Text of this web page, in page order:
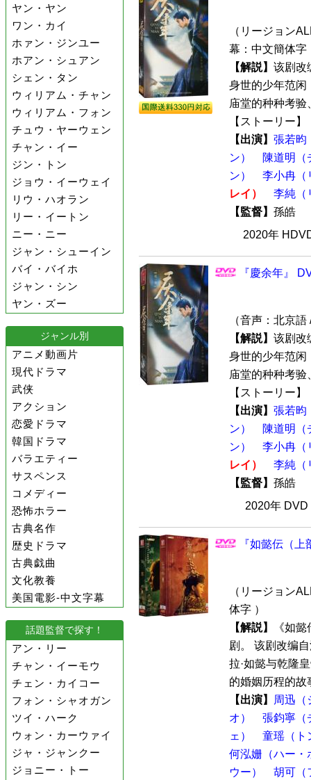
ヤン・ヤン
ワン・カイ
ホァン・ジンユー
ホアン・シュアン
シェン・タン
ウィリアム・チャン
ウィリアム・フォン
チュウ・ヤーウェン
チャン・イー
ジン・トン
ジョウ・イーウェイ
リウ・ハオラン
リー・イートン
ニー・ニー
ジャン・シューイン
バイ・バイホ
ジャン・シン
ヤン・ズー
ジャンル別
アニメ動画片
現代ドラマ
武侠
アクション
恋愛ドラマ
韓国ドラマ
バラエティー
サスペンス
コメディー
恐怖ホラー
古典名作
歴史ドラマ
古典戯曲
文化教養
美国電影-中文字幕
話題監督で探す！
アン・リー
チャン・イーモウ
チェン・カイコー
フォン・シャオガン
ツイ・ハーク
ウォン・カーウァイ
ジャ・ジャンクー
ジョニー・トー
（リージョン
幕：中文簡体字
【解説】 该剧改
身世的少年范闲
庙堂的种种考
【ストーリー
【出演】 張若昀
ン）
陳道明（
ン）
李小冉（
レイ）
李純（
【監督】 孫皓
2020年
『慶余年』
（音声：北京
【解説】 该剧改
身世的少年范闲
庙堂的种种考
【ストーリー
【出演】 張若昀
ン）
陳道明（
ン）
李小冉（
レイ）
李純（
【監督】 孫皓
2020年
『如懿伝（
（リージョン
体字 ）
【解説】
《如
剧。 该剧改编
拉·如懿与乾隆
的婚姻历程的故
【出演】
周迅（
オ）
張鈞寧（
ェ）
童瑶（ト
何泓姗（ハー・
ウー）
胡可（